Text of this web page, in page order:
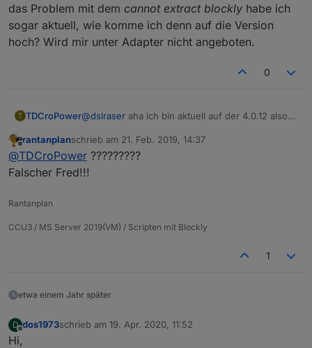
das Problem mit dem cannot extract blockly habe ich
sogar aktuell, wie komme ich denn auf die Version
hoch? Wird mir unter Adapter nicht angeboten.
0
T TDCroPower@dslraser aha ich bin aktuell auf der 4.0.12 also
Habe ich merkbare Nachteile, wenn ich runter
zur 3.6.4 gehe?
Ein Bug habe ich wohl in 4.0.12 gefunden, wenn
man im Trigger ein 2tes Objekt hinzufügt und es
danach wieder entfernen will bleibt es als
Löschen kann ich es dann nur, wenn ich im
eine 4.1.2 vorhanden ist...
4.1.2 (2019-02-20)
(bleufox) scriptEnabled variables not only for
(bleufox) fixed one error with "cannot extract
blockly"
ich sogar aktuell, wie komme ich denn auf die
Version hoch? Wird mir unter Adapter nicht
Offline
rantanplanschrieb am 21. Feb. 2019, 14:37
zuletzt editiert von
@TDCroPower ?????????
Falscher Fred!!!
Rantanplan
CCU3 / MS Server 2019(VM) / Scripten mit Blockly
1
etwa einem Jahr später
D
Offline
dos1973schrieb am 19. Apr. 2020, 11:52
zuletzt editiert von
Hi,